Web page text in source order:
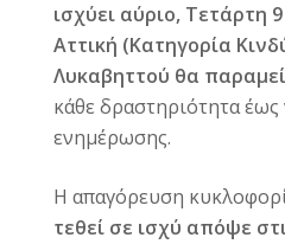
ισχύει αύριο, Τετάρτη
Αττική (Κατηγορία
Λυκαβηττού θα
κάθε δραστηριότητα έως
ενημέρωσης.
Η απαγόρευση
τεθεί σε ισχύ απόψε